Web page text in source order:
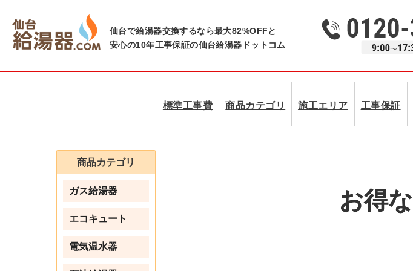
仙台で給湯器交換するなら最大82%OFFと
安心の10年工事保証の仙台給湯器ドットコム
標準工事費 商品カテゴリ 施工エリア 工事保証
商品カテゴリ
ガス給湯器
エコキュート
電気温水器
お得な